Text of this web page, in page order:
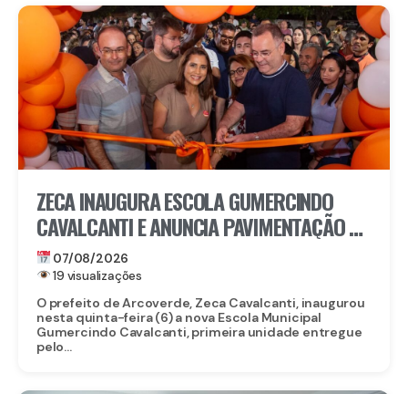
ZECA INAUGURA ESCOLA GUMERCINDO
CAVALCANTI E ANUNCIA PAVIMENTAÇÃO DE
QUASE 100 RUAS EM ARCOVERDE
07/08/2026
19 visualizações
O prefeito de Arcoverde, Zeca Cavalcanti, inaugurou
nesta quinta-feira (6) a nova Escola Municipal
Gumercindo Cavalcanti, primeira unidade entregue
pelo...